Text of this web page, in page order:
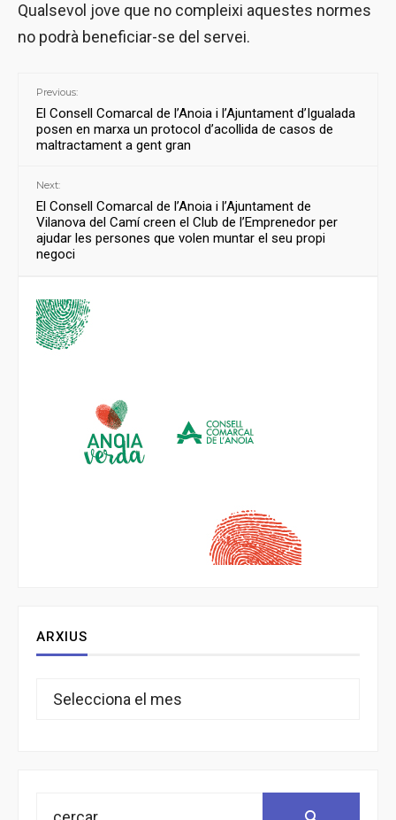
Qualsevol jove que no compleixi aquestes normes
no podrà beneficiar-se del servei.
Previous:
El Consell Comarcal de l’Anoia i l’Ajuntament d’Igualada
posen en marxa un protocol d’acollida de casos de
maltractament a gent gran
Next:
El Consell Comarcal de l’Anoia i l’Ajuntament de
Vilanova del Camí creen el Club de l’Emprenedor per
ajudar les persones que volen muntar el seu propi
negoci
ARXIUS